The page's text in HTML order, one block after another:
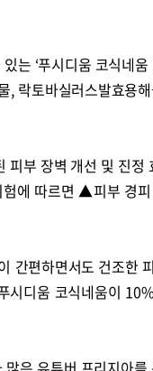
는 ‘푸시디움 코식네
락토바실러스발효용
부 장벽 개선 및 진
험에 따르면 ▲피부 경
간편하면서도 건조한
시디움 코식네움이